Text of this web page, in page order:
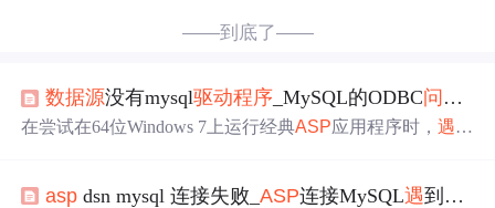
——到底了——
数据源没有mysql驱动程序 _MySQL的ODBC问题
在尝试在64位Windows 7上运行经典ASP应用程序时，遇到
的MySQL Connector/ODBC，以及更改应用程序池设置，
asp dsn mysql 连接失败_ASP连接MySQL遇到一些